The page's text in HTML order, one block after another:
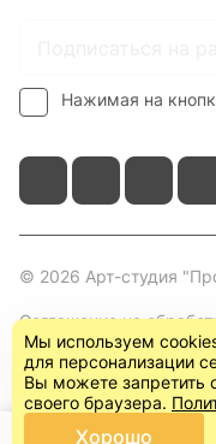
Нажимая на
© 2026 Арт-студия
Соглашение на
персональных данных
Мы используем
для персонализации
Вы можете запретить
своего браузера.
Хорошо